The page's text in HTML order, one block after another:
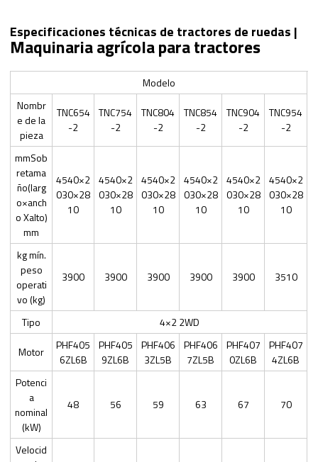
Especificaciones técnicas de tractores de ruedas |
Maquinaria agrícola para tractores
Modelo
Nombr
e de la
pieza
TNC654
-2
TNC754
-2
TNC804
-2
TNC854
-2
TNC904
-2
TNC954
-2
mmSob
retama
ño(larg
o×anch
o Xalto)
mm
4540×2
030×28
10
4540×2
030×28
10
4540×2
030×28
10
4540×2
030×28
10
4540×2
030×28
10
4540×2
030×28
10
kg mín.
peso
operati
vo (kg)
3900 3900 3900 3900 3900 3510
Tipo 4×2 2WD
Motor
PHF405
6ZL6B
PHF405
9ZL6B
PHF406
3ZL5B
PHF406
7ZL5B
PHF407
0ZL6B
PHF407
4ZL6B
Potenci
a
nominal
(kW)
48 56 59 63 67 70
Velocid